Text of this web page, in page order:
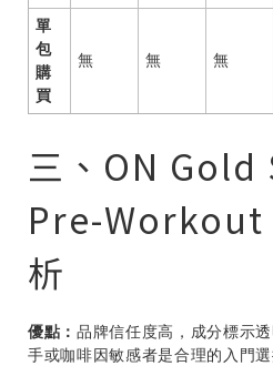
單
包
購
買
無 無 無
三、ON
Pre-Workout
析
優點： 品牌信任度高，成分標示
手或咖啡因敏感者是合理的入門